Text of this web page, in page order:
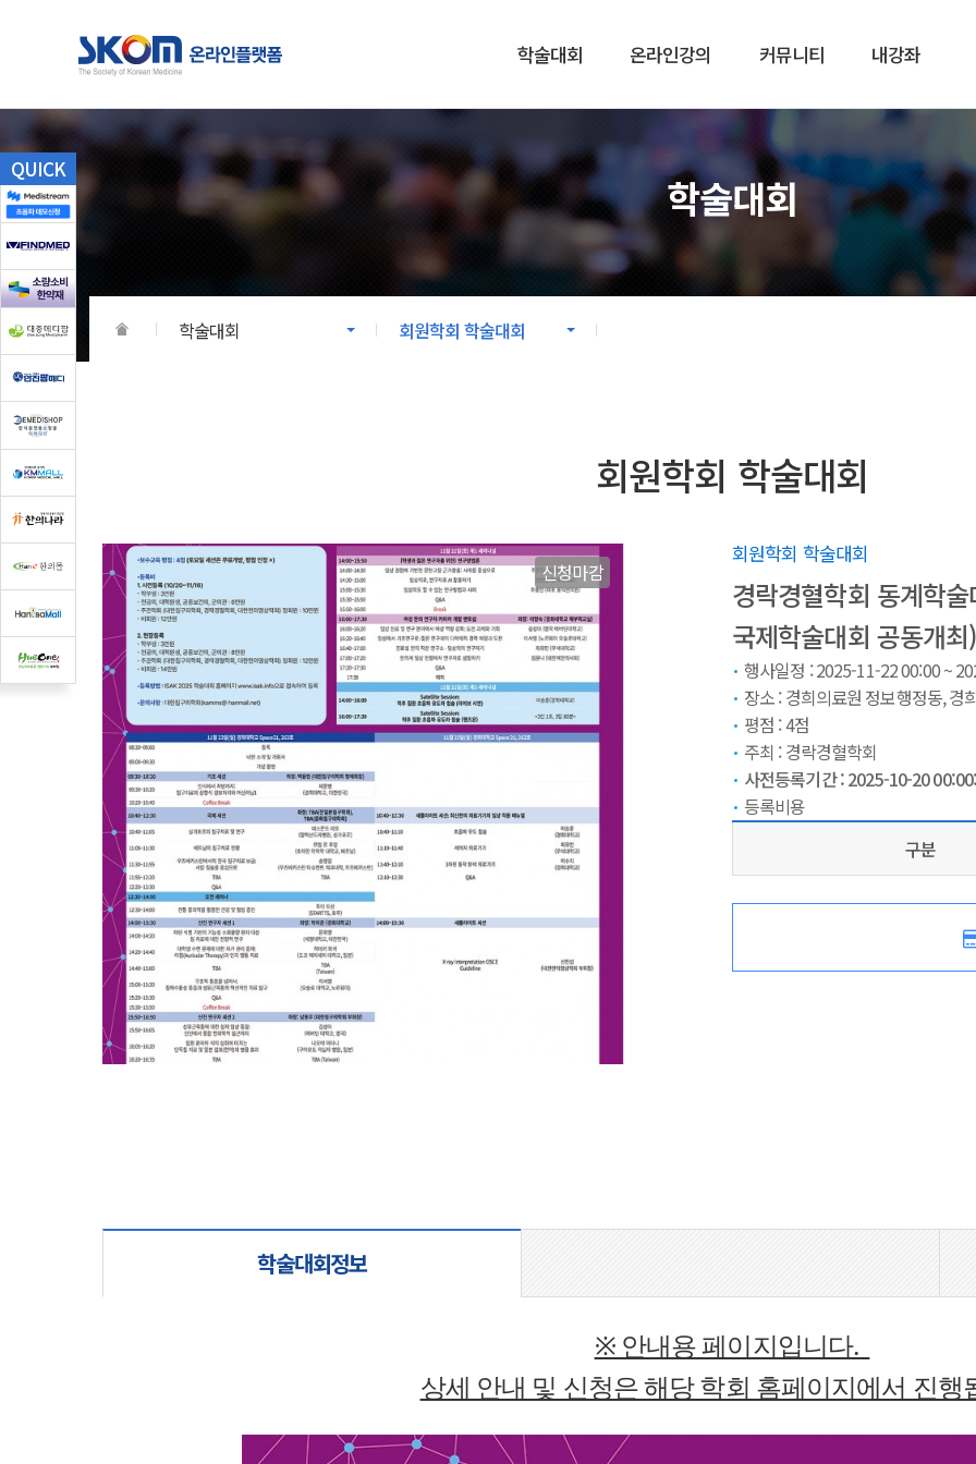
학술대회 온라인강의 커뮤니티 내강좌
학술대회
전국한의학학술대회/세미나
회원학회 학술대회
온라인강의
대한한의학회 온라인강의
회원학회 온라인강의
커뮤니티
공지사항
온라인플랫폼 사용안내
자료실
학술대회
학술대회 회원학회 학술대회
회원학회 학술대회
신청마감
회원학회 학술대회
경락경혈학회 동계학
국제학술대회 공동개
행사일정 : 2025-11-22 00:00 ~
장소 :경희의료원 정보행정동, 경
평점 :4점
주최 :경락경혈학회
사전등록기간 :2025-10-20
등록비용
구분
학술대회정보
※ 안내용 페이지입니다.
상세 안내 및 신청은 해당 학회 홈페이지에서 진행
QUICK